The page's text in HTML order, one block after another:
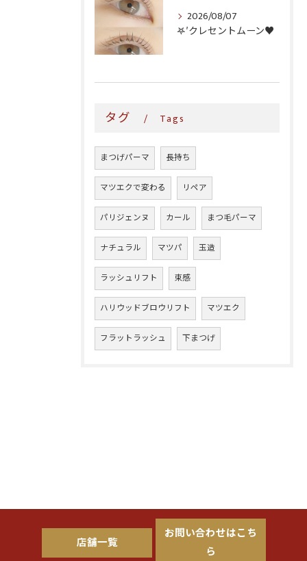
2026/08/07
𖤐′クレセントムーン♥️
タグ Tags
まつげパーマ 長持ち
マツエクで変わる リペア
パリジェンヌ カール まつ毛パーマ
ナチュラル マツパ 玉造
ラッシュリフト 束感
ハリウッドブロウリフト マツエク
フラットラッシュ 下まつげ
店舗一覧
お問い合わせはこち
ら